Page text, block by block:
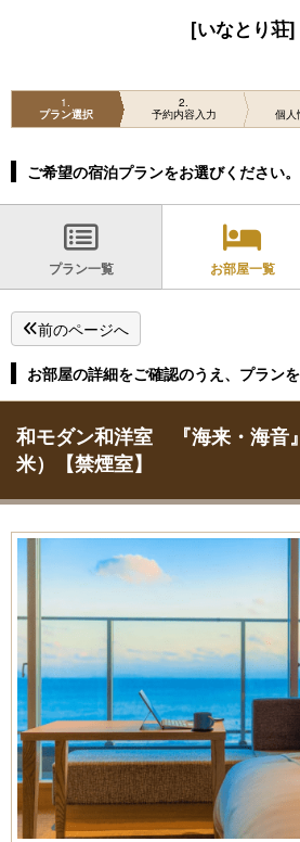
[いなとり荘]
1
プラン選択
2
予約内容入力 個人
ご希望の宿泊プランをお選びください。
プラン一覧 お部屋一覧
前のページへ
お部屋の詳細をご確認のうえ、プランを
和モダン和洋室 『海来・海音
米）【禁煙室】